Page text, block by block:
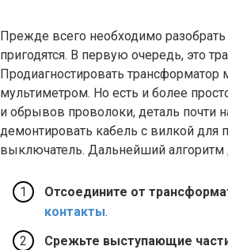
Прежде всего необходимо
пригодятся. В первую очередь, это
Продиагностировать
мультиметром. Но есть и более
и обрывов проволоки, деталь почти
демонтировать кабель с вилкой
выключатель. Дальнейший алгоритм
Отсоедините от
контакты.
Срежьте выступающие